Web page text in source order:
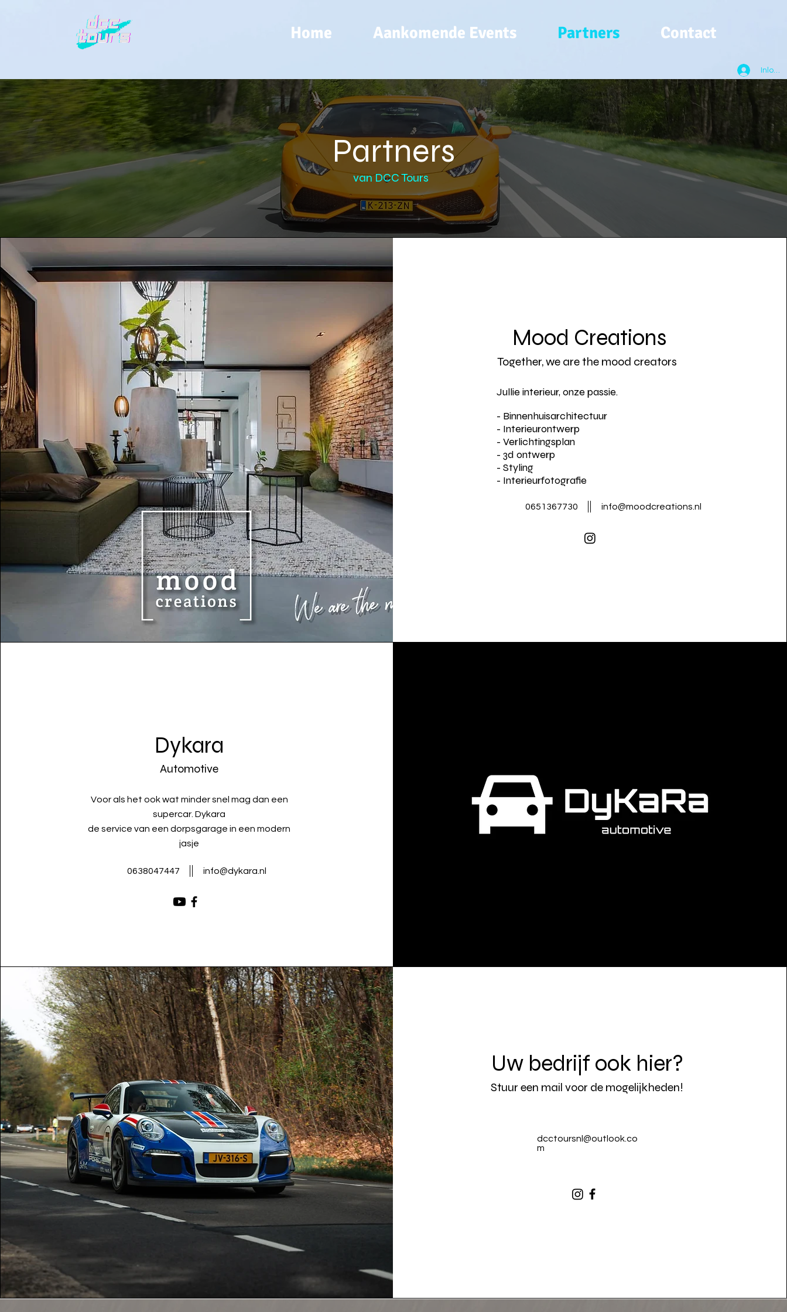
Home Aankomende Events Partners Contact
Partners
van DCC Tours
Mood Creations
Together, we are the mood creators
Jullie interieur, onze passie.
- Binnenhuisarchitectuur
- Interieurontwerp
- Verlichtingsplan
- 3d ontwerp
- Styling
- Interieurfotografie
0651367730 info@moodcreations.nl
Dykara
Automotive
Voor als het ook wat minder snel mag dan een
supercar. Dykara
de service van een dorpsgarage in een modern
jasje
0638047447 info@dykara.nl
Uw bedrijf ook hier?
Stuur een mail voor de mogelijkheden!
dcctoursnl@outlook.co
m